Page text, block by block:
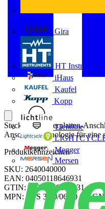
Gira
HT
iHaus
Kaufel
Kopp
Lichtline
Megger
Mersen
Steckbarer Leiterplatten-
Anschlusstechnologie für eine
Produktkennzeichen
SKU: 2640040000
EAN: 04050118646931
GTIN: 04050118646931
MPN: CPS 3.50/06/90 SN